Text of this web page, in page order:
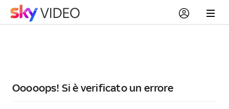
Ooooops! Si è verificato un errore